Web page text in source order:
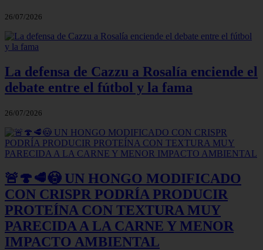
26/07/2026
La defensa de Cazzu a Rosalía enciende el
debate entre el fútbol y la fama
26/07/2026
🚨🍄🥩😳 UN HONGO MODIFICADO
CON CRISPR PODRÍA PRODUCIR
PROTEÍNA CON TEXTURA MUY
PARECIDA A LA CARNE Y MENOR
IMPACTO AMBIENTAL